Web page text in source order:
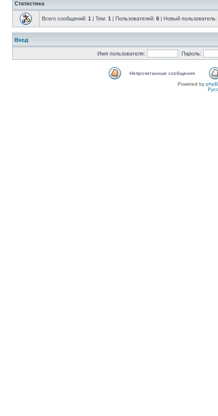
Статистика
Всего сообщений: 1 | Тем: 1 | Пользователей: 6 | Новый пользователь:
Вход
Имя пользователя: Пароль:
Непрочитанные сообщения
Powered by